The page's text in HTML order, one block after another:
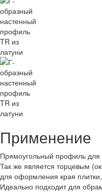
Применение
Прямоугольный профиль для
Так же является торцевым
для оформления края
Идеально подходит для